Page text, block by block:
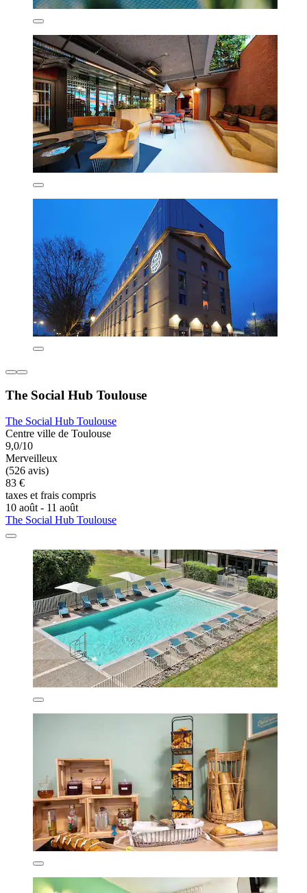
The Social Hub Toulouse
The Social Hub Toulouse
Centre ville de Toulouse
9,0/10
Merveilleux
(526 avis)
83 €
taxes et frais compris
10 août - 11 août
The Social Hub Toulouse